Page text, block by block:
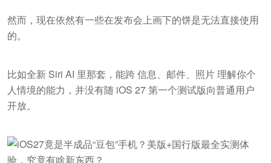
然而，现在依然有一些在发布会上画下的饼是无法直接使用
的。
比如全新 Siri AI 里那套，能跨 信息、邮件、照片 理解你个
人情境的能力，并没有随 iOS 27 第一个测试版向普通用户
开放。